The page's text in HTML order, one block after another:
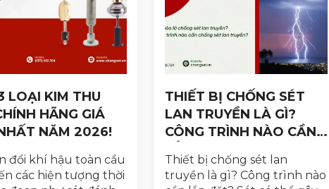
LOẠI KIM THU
HÃNG GIÁ
NĂM 2026!
đổi khí hậu toàn cầu
các hiện tượng thời
THIẾT BỊ CHỐNG SÉT
LAN TRUYỀN LÀ GÌ?
CÔNG TRÌNH NÀO CẦN
Thiết bị chống sét lan
truyền là gì? Công trình nào